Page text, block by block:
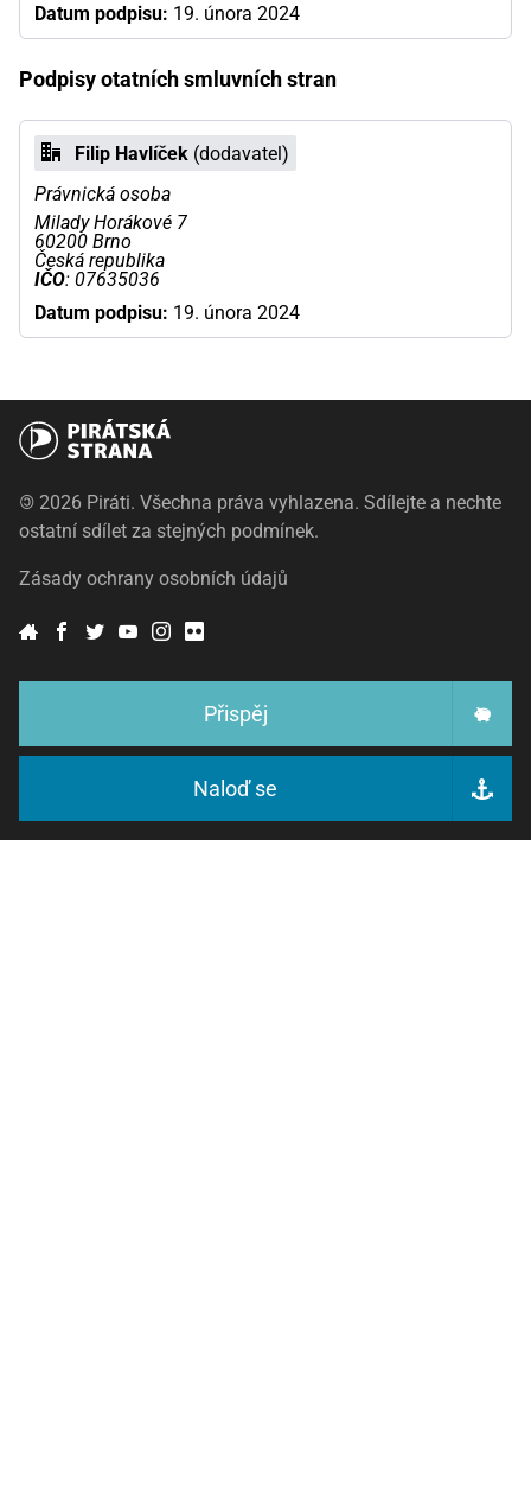
Datum podpisu: 19. února 2024
Podpisy otatních smluvních stran
Filip Havlíček (dodavatel)
Právnická osoba
Milady Horákové 7
60200 Brno
Česká republika
IČO: 07635036
Datum podpisu: 19. února 2024
© 2026 Piráti. Všechna práva vyhlazena. Sdílejte a nechte
ostatní sdílet za stejných podmínek.
Zásady ochrany osobních údajů
Přispěj
Naloď se